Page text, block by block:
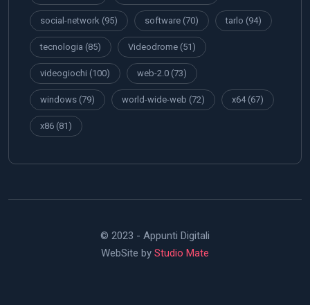
social-network (95) software (70) tarlo (94)
tecnologia (85) Videodrome (51)
videogiochi (100) web-2.0 (73)
windows (79) world-wide-web (72) x64(67)
x86 (81)
© 2023 - Appunti Digitali
WebSite by Studio Mate